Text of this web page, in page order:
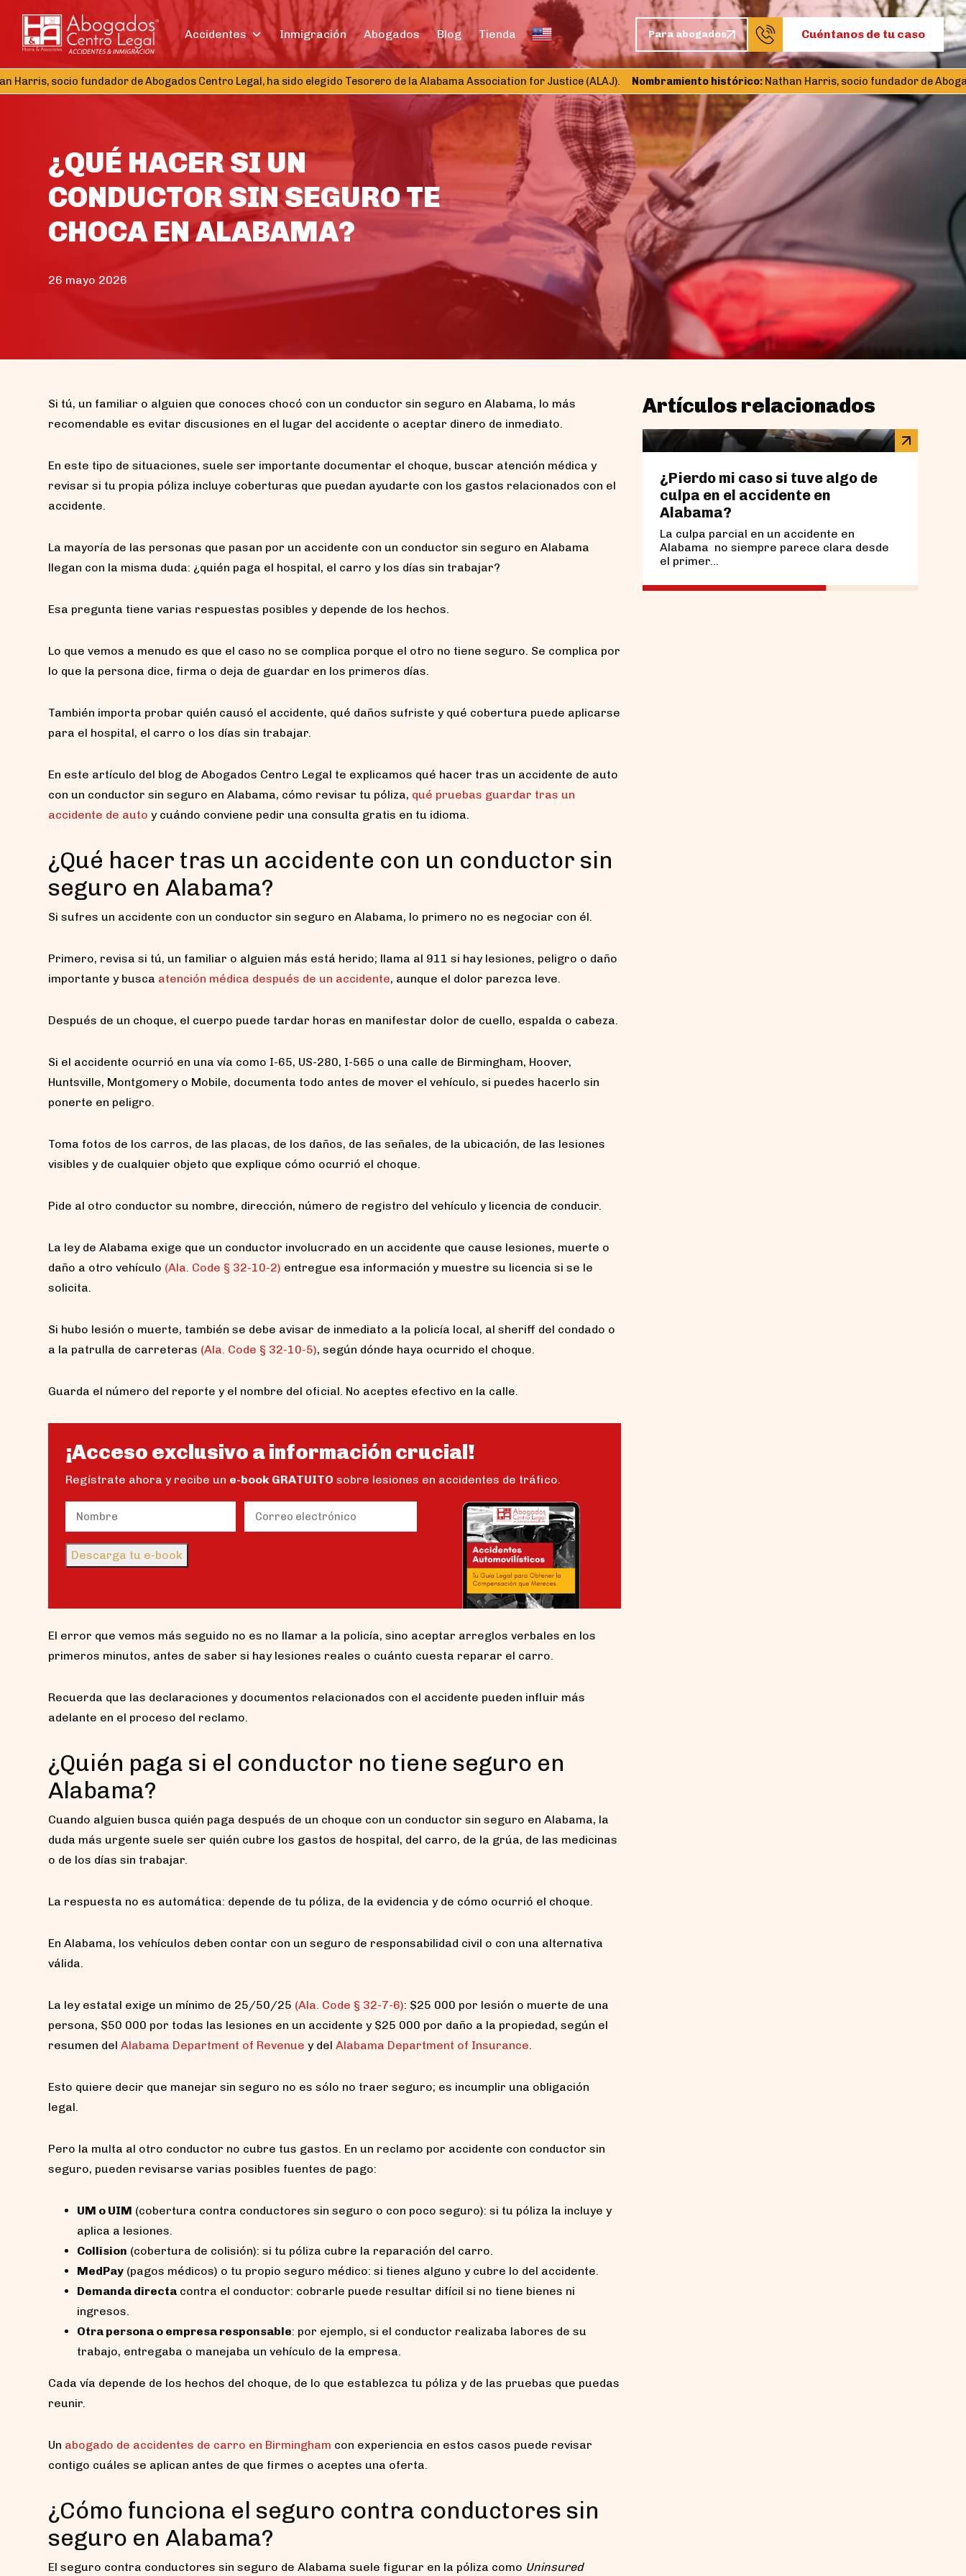
Accidentes Inmigración Abogados Blog Tienda Para abogados Cuéntanos de tu caso
socio fundador de Abogados Centro Legal, ha sido elegido Tesorero de la Alabama Association for Justice (ALAJ). Nombramiento histórico:Nathan Harris, socio fundador de
¿QUÉ HACER SI UN
CONDUCTOR SIN SEGURO TE
CHOCA EN ALABAMA?
26 mayo 2026
Si tú, un familiar o alguien que conoces chocó con un conductor sin seguro en Alabama, lo más
recomendable es evitar discusiones en el lugar del accidente o aceptar dinero de inmediato.
En este tipo de situaciones, suele ser importante documentar el choque, buscar atención médica y
revisar si tu propia póliza incluye coberturas que puedan ayudarte con los gastos relacionados con el
accidente.
La mayoría de las personas que pasan por un accidente con un conductor sin seguro en Alabama
llegan con la misma duda: ¿quién paga el hospital, el carro y los días sin trabajar?
Esa pregunta tiene varias respuestas posibles y depende de los hechos.
Lo que vemos a menudo es que el caso no se complica porque el otro no tiene seguro. Se complica por
lo que la persona dice, firma o deja de guardar en los primeros días.
También importa probar quién causó el accidente, qué daños sufriste y qué cobertura puede aplicarse
para el hospital, el carro o los días sin trabajar.
En este artículo del blog de Abogados Centro Legal te explicamos qué hacer tras un accidente de auto
con un conductor sin seguro en Alabama, cómo revisar tu póliza, qué pruebas guardar tras un
accidente de auto y cuándo conviene pedir una consulta gratis en tu idioma.
¿Qué hacer tras un accidente con un conductor sin
seguro en Alabama?
Si sufres un accidente con un conductor sin seguro en Alabama, lo primero no es negociar con él.
Primero, revisa si tú, un familiar o alguien más está herido; llama al 911 si hay lesiones, peligro o daño
importante y busca atención médica después de un accidente, aunque el dolor parezca leve.
Después de un choque, el cuerpo puede tardar horas en manifestar dolor de cuello, espalda o cabeza.
Si el accidente ocurrió en una vía como I-65, US-280, I-565 o una calle de Birmingham, Hoover,
Huntsville, Montgomery o Mobile, documenta todo antes de mover el vehículo, si puedes hacerlo sin
ponerte en peligro.
Toma fotos de los carros, de las placas, de los daños, de las señales, de la ubicación, de las lesiones
visibles y de cualquier objeto que explique cómo ocurrió el choque.
Pide al otro conductor su nombre, dirección, número de registro del vehículo y licencia de conducir.
La ley de Alabama exige que un conductor involucrado en un accidente que cause lesiones, muerte o
daño a otro vehículo (Ala. Code § 32-10-2) entregue esa información y muestre su licencia si se le
solicita.
Si hubo lesión o muerte, también se debe avisar de inmediato a la policía local, al sheriff del condado o
a la patrulla de carreteras (Ala. Code § 32-10-5), según dónde haya ocurrido el choque.
Guarda el número del reporte y el nombre del oficial. No aceptes efectivo en la calle.
¡Acceso exclusivo a información crucial!
Regístrate ahora y recibe un e-book GRATUITO sobre lesiones en accidentes de tráfico.
Name (Obligatorio)
Nombre
Email (Obligatorio)
Descarga tu e-book
El error que vemos más seguido no es no llamar a la policía, sino aceptar arreglos verbales en los
primeros minutos, antes de saber si hay lesiones reales o cuánto cuesta reparar el carro.
Recuerda que las declaraciones y documentos relacionados con el accidente pueden influir más
adelante en el proceso del reclamo.
¿Quién paga si el conductor no tiene seguro en
Alabama?
Cuando alguien busca quién paga después de un choque con un conductor sin seguro en Alabama, la
duda más urgente suele ser quién cubre los gastos de hospital, del carro, de la grúa, de las medicinas
o de los días sin trabajar.
La respuesta no es automática: depende de tu póliza, de la evidencia y de cómo ocurrió el choque.
En Alabama, los vehículos deben contar con un seguro de responsabilidad civil o con una alternativa
válida.
La ley estatal exige un mínimo de 25/50/25 (Ala. Code § 32-7-6): $25 000 por lesión o muerte de una
persona, $50 000 por todas las lesiones en un accidente y $25 000 por daño a la propiedad, según el
resumen del Alabama Department of Revenue y del Alabama Department of Insurance.
Esto quiere decir que manejar sin seguro no es sólo no traer seguro; es incumplir una obligación
legal.
Pero la multa al otro conductor no cubre tus gastos. En un reclamo por accidente con conductor sin
seguro, pueden revisarse varias posibles fuentes de pago:
UM o UIM (cobertura contra conductores sin seguro o con poco seguro): si tu póliza la incluye y
aplica a lesiones.
Collision (cobertura de colisión): si tu póliza cubre la reparación del carro.
MedPay (pagos médicos) o tu propio seguro médico: si tienes alguno y cubre lo del accidente.
Demanda directa contra el conductor: cobrarle puede resultar difícil si no tiene bienes ni
ingresos.
Otra persona o empresa responsable: por ejemplo, si el conductor realizaba labores de su
trabajo, entregaba o manejaba un vehículo de la empresa.
Cada vía depende de los hechos del choque, de lo que establezca tu póliza y de las pruebas que puedas
reunir.
Un abogado de accidentes de carro en Birmingham con experiencia en estos casos puede revisar
contigo cuáles se aplican antes de que firmes o aceptes una oferta.
¿Cómo funciona el seguro contra conductores sin
seguro en Alabama?
El seguro contra conductores sin seguro de Alabama suele figurar en la póliza como Uninsured
Artículos relacionados
Accidentes de motocicleta sin
casco en Alabama: ¿pierdo mi
casco en Alabama, lo primero que debes
saber...
¿Pierdo mi caso si tuve algo de
culpa en el accidente en
Alabama?
La culpa parcial en un accidente en
Alabama no siempre parece clara desde
el primer...